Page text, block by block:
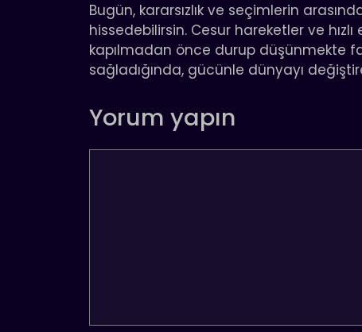
Bugün, kararsızlık ve seçimlerin
hissedebilirsin. Cesur hareketler ve
kapılmadan önce durup düşünmekte
sağladığında, gücünle dünyayı
Yorum yapın